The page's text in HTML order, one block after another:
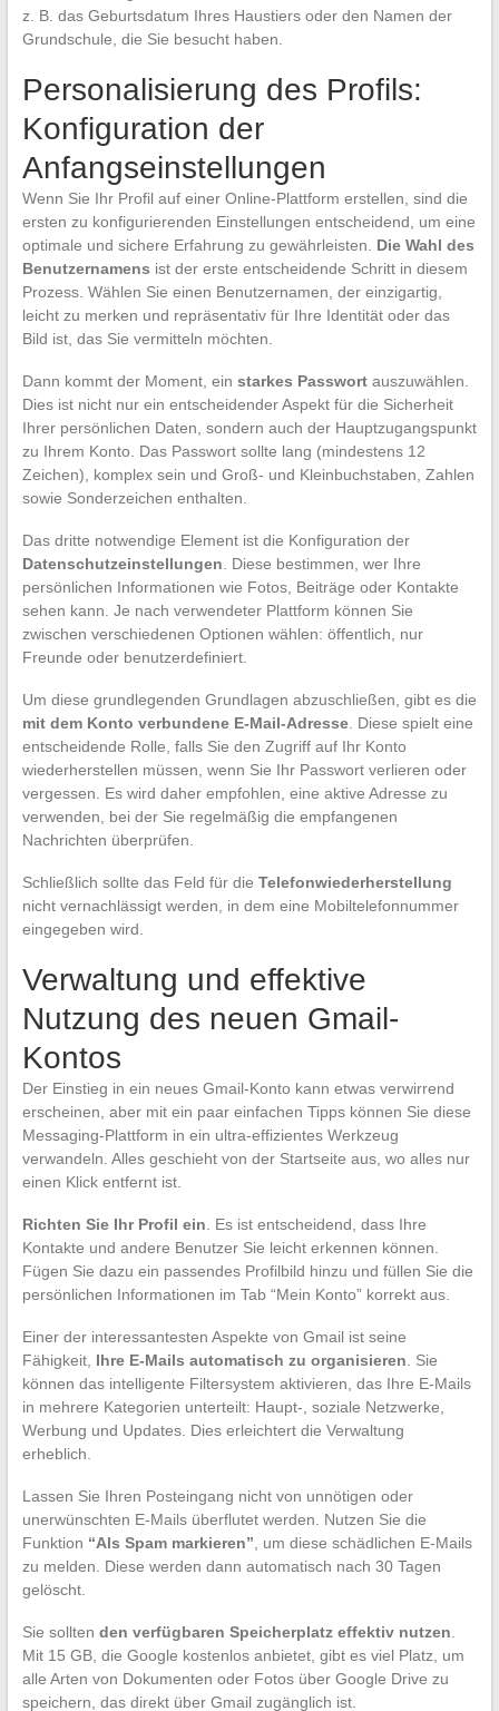
z. B. das Geburtsdatum Ihres Haustiers oder den Namen der
Grundschule, die Sie besucht haben.
Personalisierung des Profils:
Konfiguration der
Anfangseinstellungen
Wenn Sie Ihr Profil auf einer Online-Plattform erstellen, sind die
ersten zu konfigurierenden Einstellungen entscheidend, um eine
optimale und sichere Erfahrung zu gewährleisten. Die Wahl des
Benutzernamens ist der erste entscheidende Schritt in diesem
Prozess. Wählen Sie einen Benutzernamen, der einzigartig,
leicht zu merken und repräsentativ für Ihre Identität oder das
Bild ist, das Sie vermitteln möchten.
Dann kommt der Moment, ein starkes Passwortauszuwählen.
Dies ist nicht nur ein entscheidender Aspekt für die Sicherheit
Ihrer persönlichen Daten, sondern auch der Hauptzugangspunkt
zu Ihrem Konto. Das Passwort sollte lang (mindestens 12
Zeichen), komplex sein und Groß- und Kleinbuchstaben, Zahlen
sowie Sonderzeichen enthalten.
Das dritte notwendige Element ist die Konfiguration der
Datenschutzeinstellungen . Diese bestimmen, wer Ihre
persönlichen Informationen wie Fotos, Beiträge oder Kontakte
sehen kann. Je nach verwendeter Plattform können Sie
zwischen verschiedenen Optionen wählen: öffentlich, nur
Freunde oder benutzerdefiniert.
Um diese grundlegenden Grundlagen abzuschließen, gibt es die
mit dem Konto verbundene E-Mail-Adresse. Diese spielt eine
entscheidende Rolle, falls Sie den Zugriff auf Ihr Konto
wiederherstellen müssen, wenn Sie Ihr Passwort verlieren oder
vergessen. Es wird daher empfohlen, eine aktive Adresse zu
verwenden, bei der Sie regelmäßig die empfangenen
Nachrichten überprüfen.
Schließlich sollte das Feld für die Telefonwiederherstellung
nicht vernachlässigt werden, in dem eine Mobiltelefonnummer
eingegeben wird.
Verwaltung und effektive
Nutzung des neuen Gmail-
Kontos
Der Einstieg in ein neues Gmail-Konto kann etwas verwirrend
erscheinen, aber mit ein paar einfachen Tipps können Sie diese
Messaging-Plattform in ein ultra-effizientes Werkzeug
verwandeln. Alles geschieht von der Startseite aus, wo alles nur
einen Klick entfernt ist.
Richten Sie Ihr Profil ein . Es ist entscheidend, dass Ihre
Kontakte und andere Benutzer Sie leicht erkennen können.
Fügen Sie dazu ein passendes Profilbild hinzu und füllen Sie die
persönlichen Informationen im Tab “Mein Konto” korrekt aus.
Einer der interessantesten Aspekte von Gmail ist seine
Fähigkeit, Ihre E-Mails automatisch zu organisieren . Sie
können das intelligente Filtersystem aktivieren, das Ihre E-Mails
in mehrere Kategorien unterteilt: Haupt-, soziale Netzwerke,
Werbung und Updates. Dies erleichtert die Verwaltung
erheblich.
Lassen Sie Ihren Posteingang nicht von unnötigen oder
unerwünschten E-Mails überflutet werden. Nutzen Sie die
Funktion “Als Spam markieren” , um diese schädlichen E-Mails
zu melden. Diese werden dann automatisch nach 30 Tagen
gelöscht.
Sie sollten den verfügbaren Speicherplatz effektiv nutzen
Mit 15 GB, die Google kostenlos anbietet, gibt es viel Platz, um
alle Arten von Dokumenten oder Fotos über Google Drive zu
speichern, das direkt über Gmail zugänglich ist.